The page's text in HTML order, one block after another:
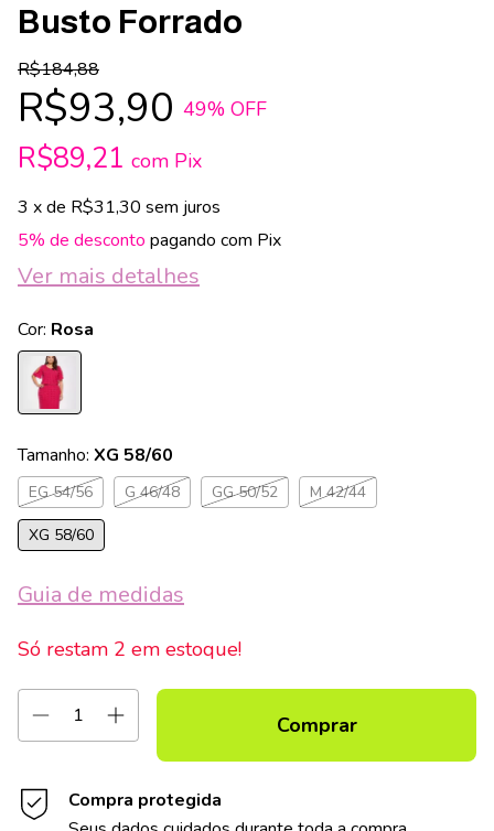
Busto Forrado
R$184,88
R$93,90 49% OFF
R$89,21 com Pix
3 x de R$31,30 sem juros
5% de desconto pagando com Pix
Ver mais detalhes
Cor: Rosa
Tamanho: XG 58/60
EG 54/56 G 46/48 GG 50/52 M 42/44
XG 58/60
Guia de medidas
Só restam 2 em estoque!
Compra protegida